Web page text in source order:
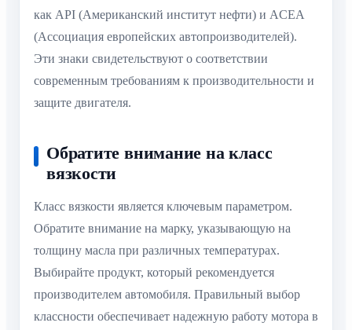
как API (Американский институт нефти) и ACEA
(Ассоциация европейских автопроизводителей).
Эти знаки свидетельствуют о соответствии
современным требованиям к производительности и
защите двигателя.
Обратите внимание на класс
вязкости
Класс вязкости является ключевым параметром.
Обратите внимание на марку, указывающую на
толщину масла при различных температурах.
Выбирайте продукт, который рекомендуется
производителем автомобиля. Правильный выбор
классности обеспечивает надежную работу мотора в